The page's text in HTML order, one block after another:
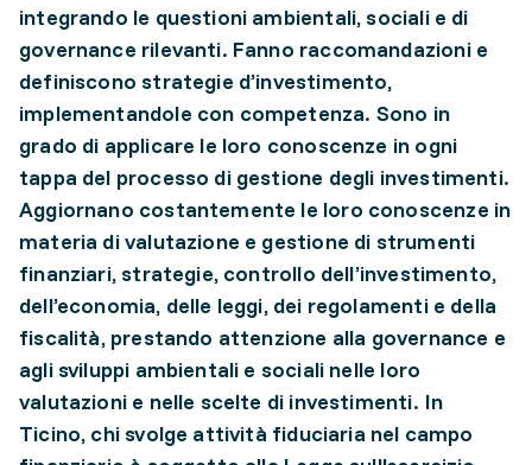
integrando le questioni ambientali, sociali e di
governance rilevanti. Fanno raccomandazioni e
definiscono strategie d’investimento,
implementandole con competenza. Sono in
grado di applicare le loro conoscenze in ogni
tappa del processo di gestione degli investimenti.
Aggiornano costantemente le loro conoscenze in
materia di valutazione e gestione di strumenti
finanziari, strategie, controllo dell’investimento,
dell’economia, delle leggi, dei regolamenti e della
fiscalità, prestando attenzione alla governance e
agli sviluppi ambientali e sociali nelle loro
valutazioni e nelle scelte di investimenti. In
Ticino, chi svolge attività fiduciaria nel campo